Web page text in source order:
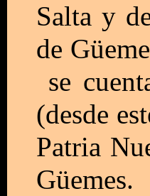
Salta y
de
se
(desde
Patria